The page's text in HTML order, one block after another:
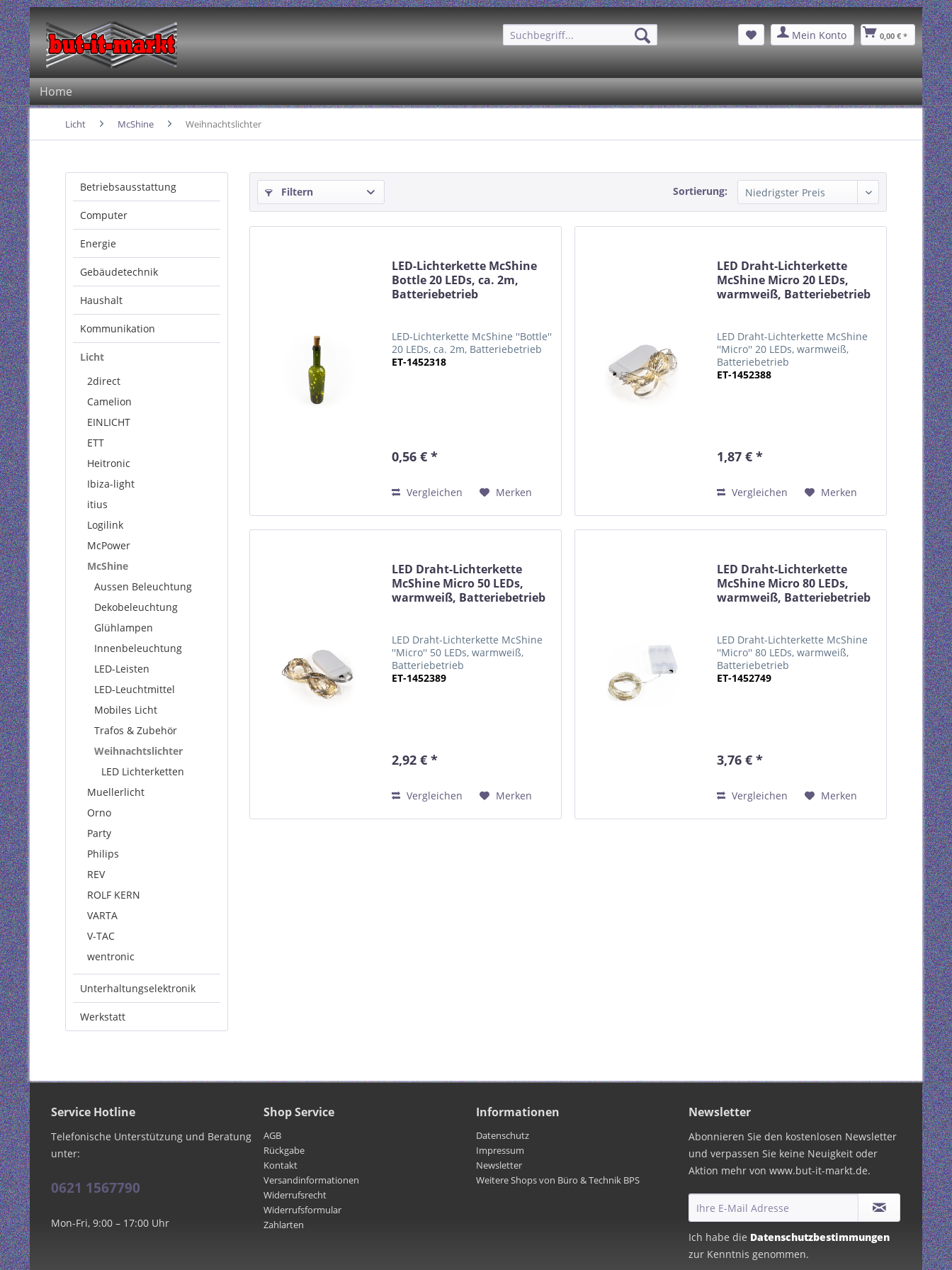
Mein Konto 0,00 € *
Home
Licht McShine Weihnachtslichter
Betriebsausstattung
Computer
Energie
Gebäudetechnik
Haushalt
Kommunikation
Licht
2direct
Camelion
EINLICHT
ETT
Heitronic
Ibiza-light
itius
Logilink
McPower
McShine
Aussen Beleuchtung
Dekobeleuchtung
Glühlampen
Innenbeleuchtung
LED-Leisten
LED-Leuchtmittel
Mobiles Licht
Trafos & Zubehör
Weihnachtslichter
LED Lichterketten
Muellerlicht
Orno
Party
Philips
REV
ROLF KERN
VARTA
V-TAC
wentronic
Unterhaltungselektronik
Werkstatt
Filtern Sortierung:
LED-Lichterkette McShine
Bottle 20 LEDs, ca. 2m,
Batteriebetrieb
LED-Lichterkette McShine ''Bottle''
20 LEDs, ca. 2m, Batteriebetrieb
ET-1452318
0,56 € *
Vergleichen Merken
LED Draht-Lichterkette
McShine Micro 20 LEDs,
warmweiß, Batteriebetrieb
LED Draht-Lichterkette McShine
''Micro'' 20 LEDs, warmweiß,
Batteriebetrieb
ET-1452388
1,87 € *
Vergleichen Merken
LED Draht-Lichterkette
McShine Micro 50 LEDs,
warmweiß, Batteriebetrieb
LED Draht-Lichterkette McShine
''Micro'' 50 LEDs, warmweiß,
Batteriebetrieb
ET-1452389
2,92 € *
Vergleichen Merken
LED Draht-Lichterkette
McShine Micro 80 LEDs,
warmweiß, Batteriebetrieb
LED Draht-Lichterkette McShine
''Micro'' 80 LEDs, warmweiß,
Batteriebetrieb
ET-1452749
3,76 € *
Vergleichen Merken
Service Hotline
Telefonische Unterstützung und Beratung
unter:
0621 1567790
Mon-Fri, 9:00 – 17:00 Uhr
Shop Service
AGB
Rückgabe
Kontakt
Versandinformationen
Widerrufsrecht
Widerrufsformular
Zahlarten
Informationen
Datenschutz
Impressum
Newsletter
Weitere Shops von Büro & Technik BPS
Newsletter
Abonnieren Sie den kostenlosen Newsletter
und verpassen Sie keine Neuigkeit oder
Aktion mehr von www.but-it-markt.de.
Ich habe die Datenschutzbestimmungen
zur Kenntnis genommen.